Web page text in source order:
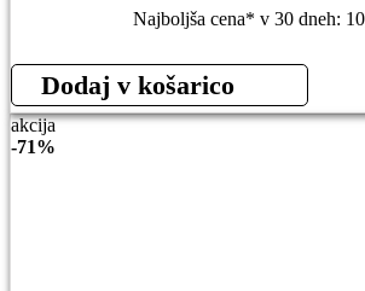
Najboljša cena* v 30 dneh:
Dodaj v košarico
akcija
-71%